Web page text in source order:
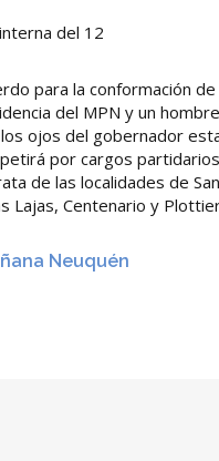
del 12
para la conformación
del MPN y un
los ojos del gobernador
por cargos
de las localidades de
Lajas, Centenario y
Neuquén